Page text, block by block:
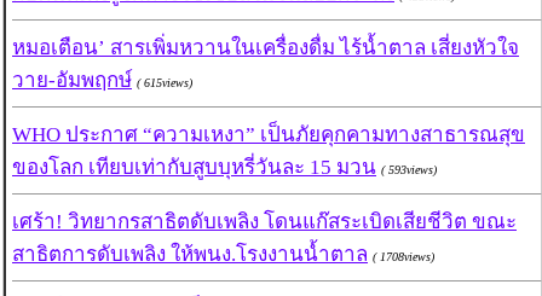
หมอเตือน’ สารเพิ่มหวานในเครื่องดื่ม ไร้น้ำตาล เสี่ยงหัวใจ
วาย-อัมพฤกษ์ ( 615views)
WHO ประกาศ “ความเหงา” เป็นภัยคุกคามทางสาธารณสุข
ของโลก เทียบเท่ากับสูบบุหรี่วันละ 15 มวน ( 593views)
เศร้า! วิทยากรสาธิตดับเพลิง โดนแก๊สระเบิดเสียชีวิต ขณะ
สาธิตการดับเพลิง ให้พนง.โรงงานน้ำตาล ( 1708views)